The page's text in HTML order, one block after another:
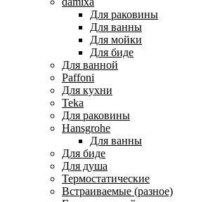
Для раковины
Для ванны
Для мойки
Для биде
Для ванной
Paffoni
Для кухни
Teka
Для раковины
Hansgrohe
Для ванны
Для биде
Для душа
Термостатические
Встраиваемые (разное)